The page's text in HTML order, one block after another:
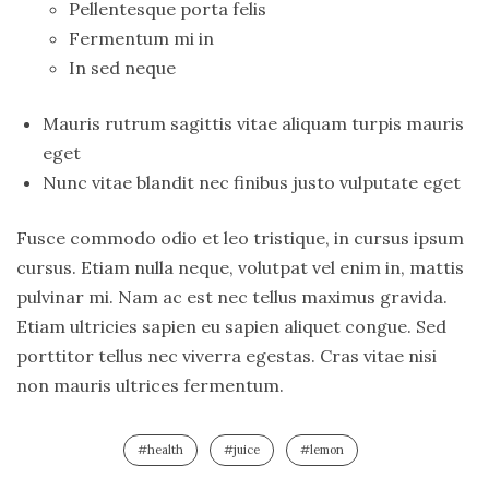
Pellentesque porta felis
Fermentum mi in
In sed neque
Mauris rutrum sagittis vitae aliquam turpis mauris
eget
Nunc vitae blandit nec finibus justo vulputate eget
Fusce commodo odio et leo tristique, in cursus ipsum
cursus. Etiam nulla neque, volutpat vel enim in, mattis
pulvinar mi. Nam ac est nec tellus maximus gravida.
Etiam ultricies sapien eu sapien aliquet congue. Sed
porttitor tellus nec viverra egestas. Cras vitae nisi
non mauris ultrices fermentum.
#health #juice #lemon